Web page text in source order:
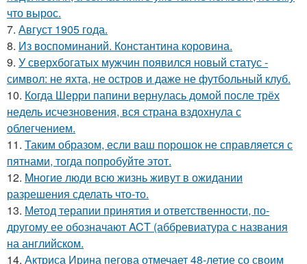
что вырос.
7. Август 1905 года.
8. Из воспоминаний. Константина коровина.
9. У сверхбогатых мужчин появился новый статус -
символ: не яхта, не остров и даже не футбольный клуб.
10. Когда Шерри папини вернулась домой после трёх
недель исчезновения, вся страна вздохнула с
облегчением.
11. Таким образом, если ваш порошок не справляется с
пятнами, тогда попробуйте этот.
12. Mногие люди всю жизнь живут в ожидании
разрешения сделать что-то.
13. Метод терапии принятия и ответственности, по-
другому ее обозначают ACT (аббревиатура с названия
на английском.
14. Актриса Ирина пегова отмечает 48-летие со своим